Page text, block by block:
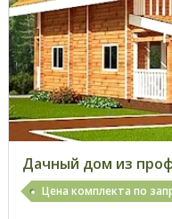
Дачный дом из
Цена комплекта по